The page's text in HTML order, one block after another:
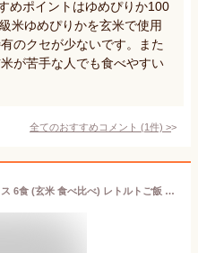
めポイントはゆめぴりか100
米ゆめぴりかを玄米で使用
のクセが少ないです。また
が苦手な人でも食べやすい
全てのおすすめコメント (1件) >
結わえる 寝かせ玄米 4種ミックス 6食 (玄米 食べ比べ) レトルトご飯 玄米パック (小豆/黒米/もち麦/十五穀) レンジで簡単調理 玄米ご飯 (160グラム （×6）)